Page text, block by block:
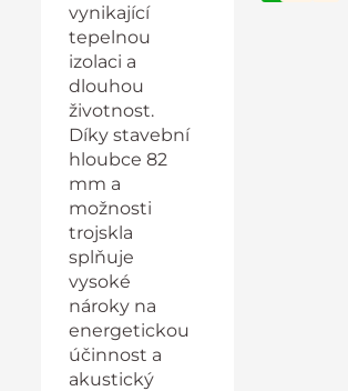
vynikající
tepelnou
izolaci a
dlouhou
životnost.
Díky stavební
hloubce 82
mm a
možnosti
trojskla
splňuje
vysoké
nároky na
energetickou
účinnost a
akustický